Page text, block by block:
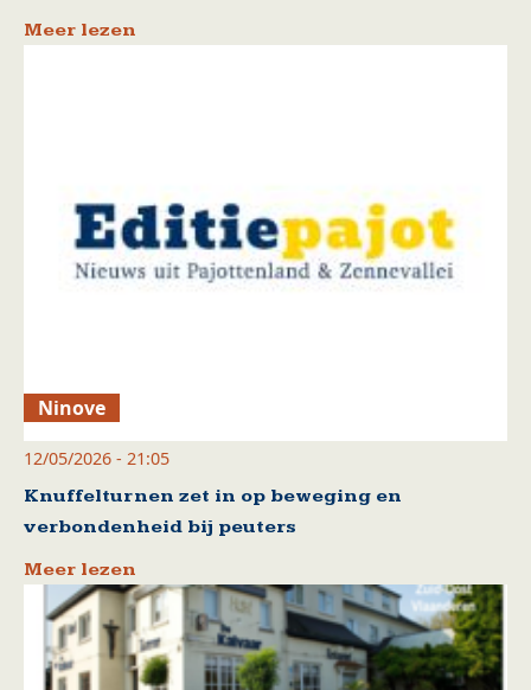
Meer lezen
Ninove
12/05/2026 - 21:05
Knuffelturnen zet in op beweging en
verbondenheid bij peuters
Meer lezen